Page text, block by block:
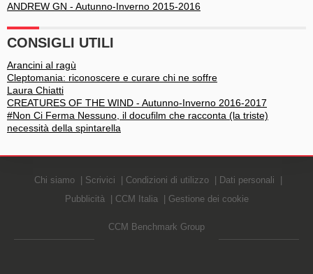
ANDREW GN - Autunno-Inverno 2015-2016
CONSIGLI UTILI
Arancini al ragù
Cleptomania: riconoscere e curare chi ne soffre
Laura Chiatti
CREATURES OF THE WIND - Autunno-Inverno 2016-2017
#Non Ci Ferma Nessuno, il docufilm che racconta (la triste)
necessità della spintarella
Chi siamo Scrivici Condizioni di utilizzo
Dati personali
Pubblicità
CCM Italia Gestione dei cookie
CCM Benchmark Group